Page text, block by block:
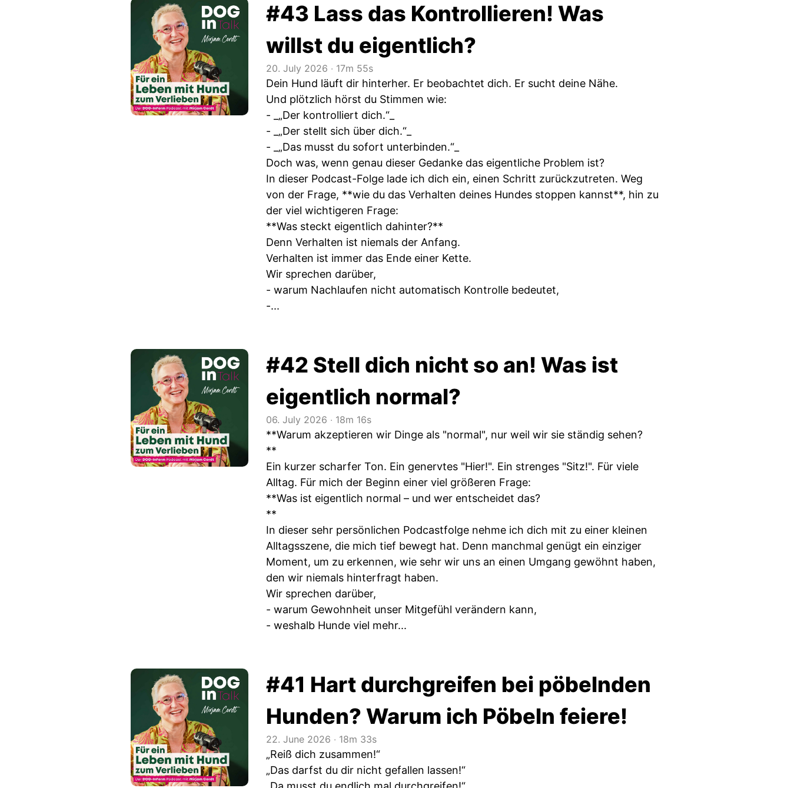
#43 Lass das Kontrollieren! Was
willst du eigentlich?
20. July 2026 ‧ 17m 55s
Dein Hund läuft dir hinterher. Er beobachtet dich. Er sucht deine Nähe.
Und plötzlich hörst du Stimmen wie:
- _„Der kontrolliert dich.“_
- _„Der stellt sich über dich.“_
- _„Das musst du sofort unterbinden.“_
Doch was, wenn genau dieser Gedanke das eigentliche Problem ist?
In dieser Podcast-Folge lade ich dich ein, einen Schritt zurückzutreten. Weg
von der Frage, **wie du das Verhalten deines Hundes stoppen kannst**, hin zu
der viel wichtigeren Frage:
**Was steckt eigentlich dahinter?**
Denn Verhalten ist niemals der Anfang.
Verhalten ist immer das Ende einer Kette.
Wir sprechen darüber,
- warum Nachlaufen nicht automatisch Kontrolle bedeutet,
-...
#42 Stell dich nicht so an! Was ist
eigentlich normal?
06. July 2026 ‧ 18m 16s
**Warum akzeptieren wir Dinge als "normal", nur weil wir sie ständig sehen?
**
Ein kurzer scharfer Ton. Ein genervtes "Hier!". Ein strenges "Sitz!". Für viele
Alltag. Für mich der Beginn einer viel größeren Frage:
**Was ist eigentlich normal – und wer entscheidet das?
**
In dieser sehr persönlichen Podcastfolge nehme ich dich mit zu einer kleinen
Alltagsszene, die mich tief bewegt hat. Denn manchmal genügt ein einziger
Moment, um zu erkennen, wie sehr wir uns an einen Umgang gewöhnt haben,
den wir niemals hinterfragt haben.
Wir sprechen darüber,
- warum Gewohnheit unser Mitgefühl verändern kann,
- weshalb Hunde viel mehr...
#41 Hart durchgreifen bei pöbelnden
Hunden? Warum ich Pöbeln feiere!
22. June 2026 ‧ 18m 33s
„Reiß dich zusammen!“
„Das darfst du dir nicht gefallen lassen!“